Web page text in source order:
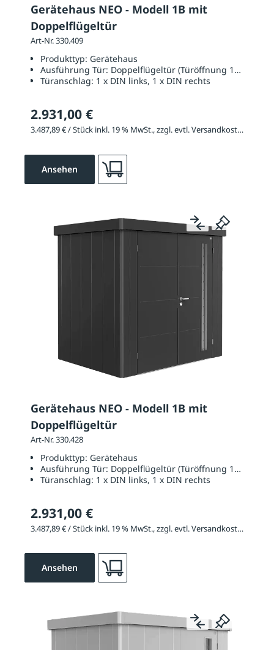
Gerätehaus NEO - Modell 1B mit
Doppelflügeltür
Art-Nr. 330.409
Produkttyp: Gerätehaus
Ausführung Tür: Doppelflügeltür (Türöffnung 1670 x
Türanschlag: 1 x DIN links, 1 x DIN rechts
2.931,00 €
3.487,89 € / Stück inkl. 19 % MwSt., zzgl. evtl. Versandkosten
Ansehen
Gerätehaus NEO - Modell 1B mit
Doppelflügeltür
Art-Nr. 330.428
Produkttyp: Gerätehaus
Ausführung Tür: Doppelflügeltür (Türöffnung 1670 x
Türanschlag: 1 x DIN links, 1 x DIN rechts
2.931,00 €
3.487,89 € / Stück inkl. 19 % MwSt., zzgl. evtl. Versandkosten
Ansehen